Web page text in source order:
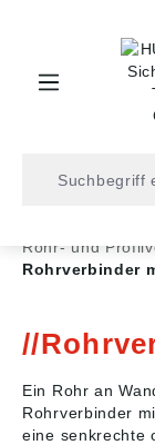
Rohr- und
Rohrverbinder
Ein Rohr an
Rohrverbinder
eine senkrechte